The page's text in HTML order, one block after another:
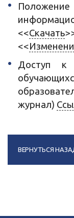
<<Скачать
<<
Доступ к
журнал)
ВЕРНУТЬСЯ